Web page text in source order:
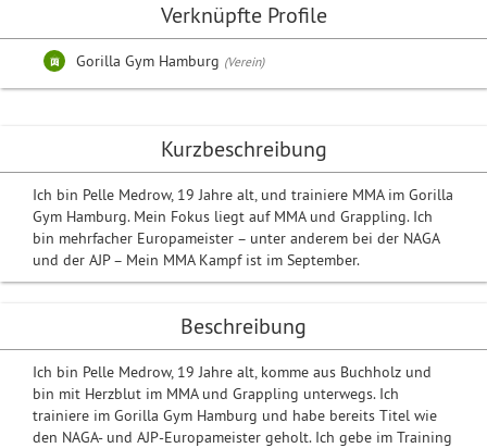
Kurzbeschreibung
Ich bin Pelle Medrow, 19 Jahre alt, und trainiere MMA im Gorilla
Gym Hamburg. Mein Fokus liegt auf MMA und Grappling. Ich
bin mehrfacher Europameister – unter anderem bei der NAGA
und der AJP – Mein MMA Kampf ist im September.
Beschreibung
Ich bin Pelle Medrow, 19 Jahre alt, komme aus Buchholz und
bin mit Herzblut im MMA und Grappling unterwegs. Ich
trainiere im Gorilla Gym Hamburg und habe bereits Titel wie
den NAGA- und AJP-Europameister geholt. Ich gebe im Training
Verknüpfte Profile
Gorilla Gym Hamburg (Verein)